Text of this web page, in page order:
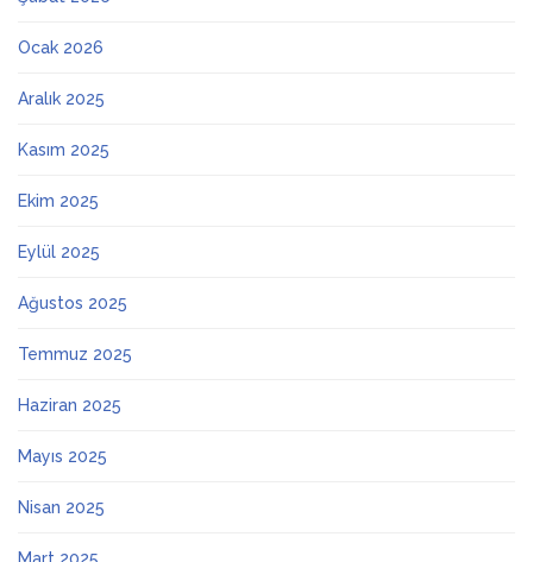
Ocak 2026
Aralık 2025
Kasım 2025
Ekim 2025
Eylül 2025
Ağustos 2025
Temmuz 2025
Haziran 2025
Mayıs 2025
Nisan 2025